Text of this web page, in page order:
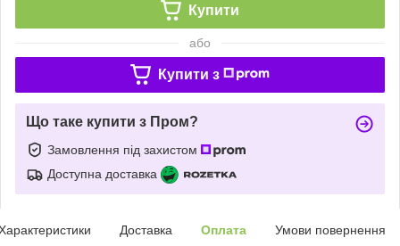
Купити
або
Купити з
Що таке купити з Пром?
Замовлення під захистом
Доступна доставка
Доставка Оплата Умови повернення